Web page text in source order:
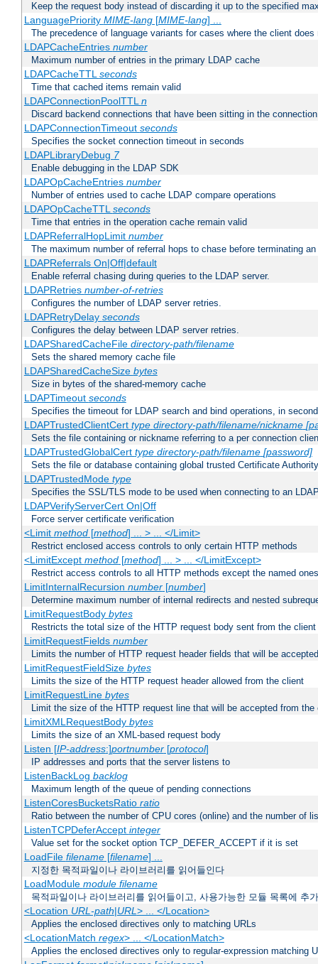
Keep the request body instead of discarding it up to the specified
LanguagePriority MIME-lang[MIME-lang] ...
The precedence of language variants for cases where the client
LDAPCacheEntries number
Maximum number of entries in the primary LDAP cache
LDAPCacheTTLseconds
Time that cached items remain valid
LDAPConnectionPoolTTLn
Discard backend connections that have been sitting in the
LDAPConnectionTimeout seconds
Specifies the socket connection timeout in seconds
LDAPLibraryDebug 7
Enable debugging in the LDAP SDK
LDAPOpCacheEntries number
Number of entries used to cache LDAP compare operations
LDAPOpCacheTTLseconds
Time that entries in the operation cache remain valid
LDAPReferralHopLimit number
The maximum number of referral hops to chase before terminating
LDAPReferrals On|Off|default
Enable referral chasing during queries to the LDAP server.
LDAPRetries number-of-retries
Configures the number of LDAP server retries.
LDAPRetryDelay seconds
Configures the delay between LDAP server retries.
LDAPSharedCacheFile directory-path/filename
Sets the shared memory cache file
LDAPSharedCacheSize bytes
Size in bytes of the shared-memory cache
LDAPTimeout seconds
Specifies the timeout for LDAP search and bind operations, in
LDAPTrustedClientCert type directory-path/filename/nickname
Sets the file containing or nickname referring to a per connection
LDAPTrustedGlobalCert type directory-path/filename [password]
Sets the file or database containing global trusted Certificate
LDAPTrustedMode type
Specifies the SSL/TLS mode to be used when connecting to an
LDAPVerifyServerCert On|Off
Force server certificate verification
<Limit method[method] ... > ... </Limit>
Restrict enclosed access controls to only certain HTTP methods
<LimitExcept method[method] ... > ... </LimitExcept>
Restrict access controls to all HTTP methods except the named ones
LimitInternalRecursion number[number]
Determine maximum number of internal redirects and nested
LimitRequestBody bytes
Restricts the total size of the HTTP request body sent from the client
LimitRequestFields number
Limits the number of HTTP request header fields that will be
LimitRequestFieldSize bytes
Limits the size of the HTTP request header allowed from the client
LimitRequestLine bytes
Limit the size of the HTTP request line that will be accepted from the
LimitXMLRequestBody bytes
Limits the size of an XML-based request body
Listen [IP-address:]portnumber[protocol]
IP addresses and ports that the server listens to
ListenBackLog backlog
Maximum length of the queue of pending connections
ListenCoresBucketsRatio ratio
Ratio between the number of CPU cores (online) and the number of
ListenTCPDeferAccept integer
Value set for the socket option TCP_DEFER_ACCEPT if it is set
LoadFile filename[filename] ...
지정한 목적파일이나 라이브러리를 읽어들인다
LoadModule module filename
목적파일이나 라이브러리를 읽어들이고, 사용가능한 모듈 목록에 추
<Location URL-path|URL> ... </Location>
Applies the enclosed directives only to matching URLs
<LocationMatch regex> ... </LocationMatch>
Applies the enclosed directives only to regular-expression matching